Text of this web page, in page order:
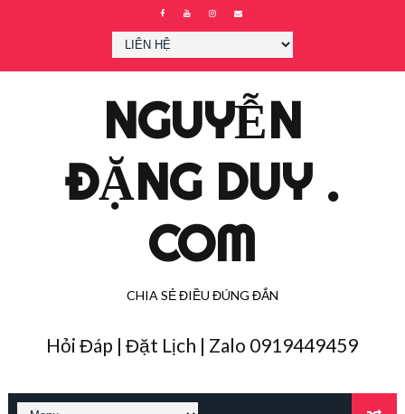
NGUYỄN
ĐẶNG DUY .
COM
CHIA SẺ ĐIỀU ĐÚNG ĐẮN
Hỏi Đáp | Đặt Lịch | Zalo 0919449459